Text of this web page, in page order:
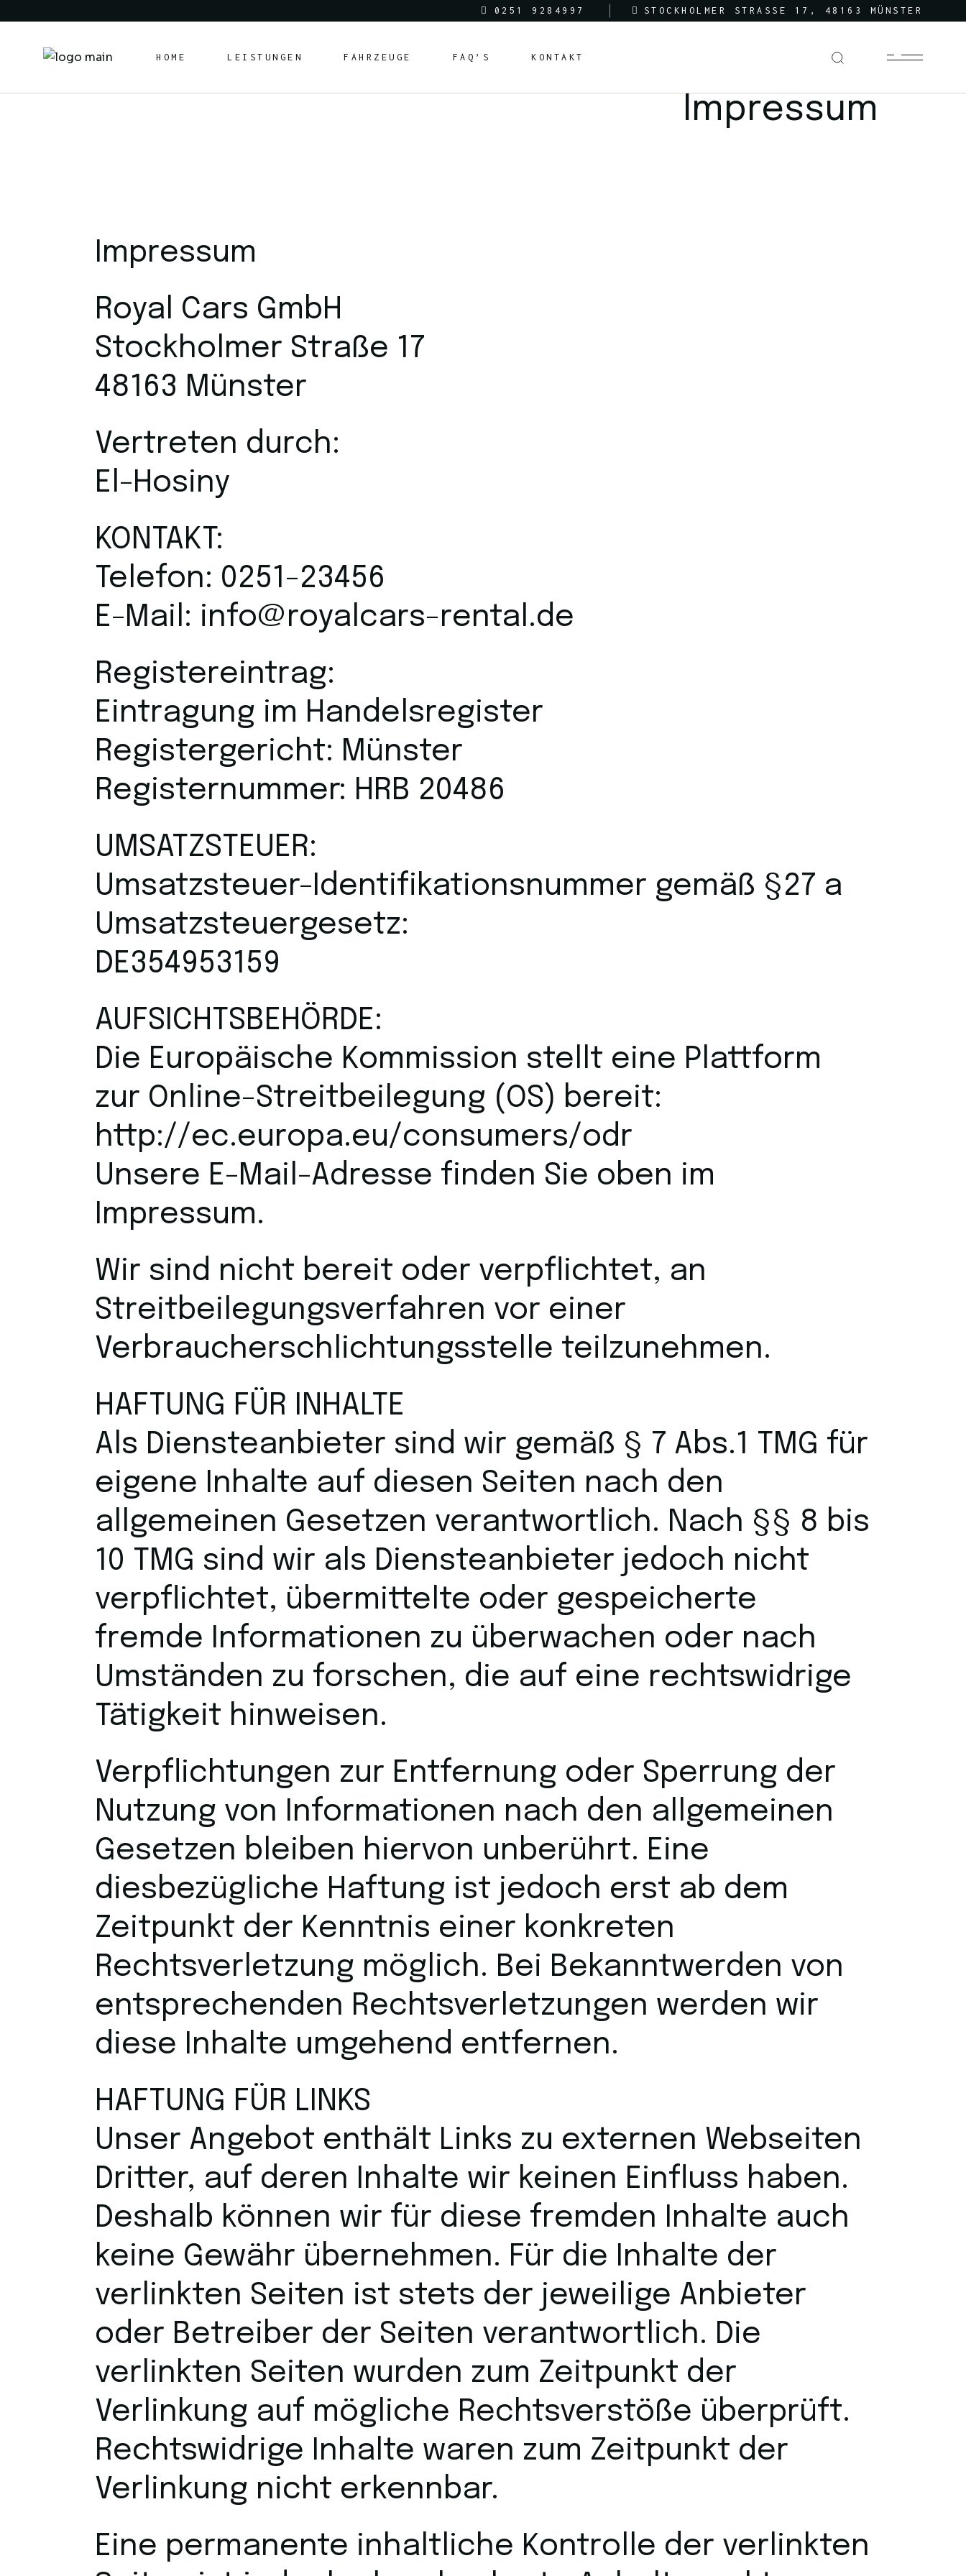
0251 9284997 STOCKHOLMER STRASSE 17, 48163 MÜNSTER
HOME LEISTUNGEN FAHRZEUGE FAQ’S KONTAKT
Impressum
Impressum
Royal Cars GmbH
Stockholmer Straße 17
48163 Münster
Vertreten durch:
El-Hosiny
KONTAKT:
Telefon: 0251-23456
E-Mail: info@royalcars-rental.de
Registereintrag:
Eintragung im Handelsregister
Registergericht: Münster
Registernummer: HRB 20486
UMSATZSTEUER:
Umsatzsteuer-Identifikationsnummer gemäß §27 a
Umsatzsteuergesetz:
DE354953159
AUFSICHTSBEHÖRDE:
Die Europäische Kommission stellt eine Plattform
zur Online-Streitbeilegung (OS) bereit:
http://ec.europa.eu/consumers/odr
Unsere E-Mail-Adresse finden Sie oben im
Impressum.
Wir sind nicht bereit oder verpflichtet, an
Streitbeilegungsverfahren vor einer
Verbraucherschlichtungsstelle teilzunehmen.
HAFTUNG FÜR INHALTE
Als Diensteanbieter sind wir gemäß § 7 Abs.1 TMG für
eigene Inhalte auf diesen Seiten nach den
allgemeinen Gesetzen verantwortlich. Nach §§ 8 bis
10 TMG sind wir als Diensteanbieter jedoch nicht
verpflichtet, übermittelte oder gespeicherte
fremde Informationen zu überwachen oder nach
Umständen zu forschen, die auf eine rechtswidrige
Tätigkeit hinweisen.
Verpflichtungen zur Entfernung oder Sperrung der
Nutzung von Informationen nach den allgemeinen
Gesetzen bleiben hiervon unberührt. Eine
diesbezügliche Haftung ist jedoch erst ab dem
Zeitpunkt der Kenntnis einer konkreten
Rechtsverletzung möglich. Bei Bekanntwerden von
entsprechenden Rechtsverletzungen werden wir
diese Inhalte umgehend entfernen.
HAFTUNG FÜR LINKS
Unser Angebot enthält Links zu externen Webseiten
Dritter, auf deren Inhalte wir keinen Einfluss haben.
Deshalb können wir für diese fremden Inhalte auch
keine Gewähr übernehmen. Für die Inhalte der
verlinkten Seiten ist stets der jeweilige Anbieter
oder Betreiber der Seiten verantwortlich. Die
verlinkten Seiten wurden zum Zeitpunkt der
Verlinkung auf mögliche Rechtsverstöße überprüft.
Rechtswidrige Inhalte waren zum Zeitpunkt der
Verlinkung nicht erkennbar.
Eine permanente inhaltliche Kontrolle der verlinkten